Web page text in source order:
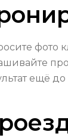
фото
ещё до